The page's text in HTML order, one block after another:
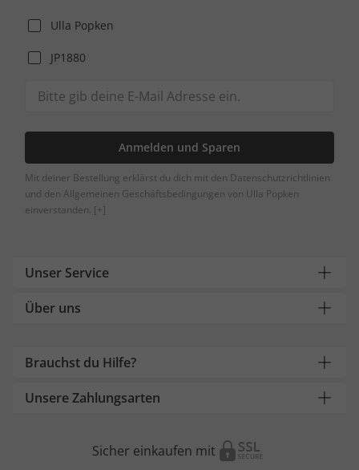
Ulla Popken
JP1880
Anmelden und Sparen
Mit deiner Bestellung erklärst du dich mit den Datenschutzrichtlinien
und den Allgemeinen Geschäftsbedingungen von Ulla Popken
einverstanden. [+]
Unser Service
Über uns
Brauchst du Hilfe?
Unsere Zahlungsarten
Sicher einkaufen mit